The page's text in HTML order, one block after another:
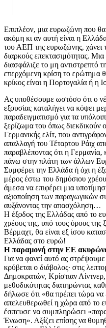
Επιπλέον, μια ευρωζώνη που
ακόμη κι αν αυτή είναι η
του ΑΕΠ της ευρωζώνης, χάνει
διαρκούς επεκτασιμότητας.
διασφάλιζε το μη αντιστρεπτό
επερχόμενη κρίση το ερώτημα
κρίκος είναι η Πορτογαλία ή η
Ας υποθέσουμε ωστόσο ότι ο
εξουσίας καταλήγει να κόψει
παραδειγματισμό για τα
ξερίζωμα του όπως διεκδικούν
Γερμανικής ελίτ, που
απαλλαγή του Τέταρτου Ράιχ
παραβλέποντας ότι η
πάνω στην πλάτη των άλλων
Συμφέρει την Ελλάδα ή όχι η
μέρος έστω του δημόσιου
άμεσα να επιφέρει μια
αξιοποίηση των παραγωγικών
αυξάνοντας την απασχόληση…
Η έξοδος της Ελλάδας από το
χρέους της, υπό τους όρους της
Βέρμαχτ, θα είναι εξ ίσου
Ελλάδας στο ευρώ!
Η παραμονή στην ΕΕ
Για να φανεί αυτό ας
κρύβεται ο διάβολος∙ στις
Δημοκρατών, Κρίστιαν Λίντνερ,
μεθοδικότητας διατηρώντας
δήλωσε ότι «θα πρέπει τώρα
απελευθερωθεί η χώρα από το
έσπευσε να συμπληρώσει
Ένωση». Αξίζει επίσης να